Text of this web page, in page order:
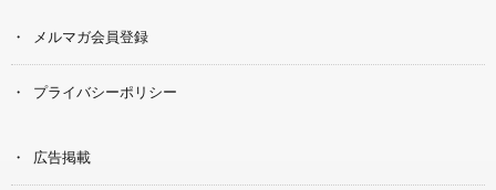
メルマガ会員登録
プライバシーポリシー
広告掲載